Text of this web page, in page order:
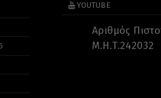
YOUTUBE
Αριθμός
Μ.Η.Τ.242032